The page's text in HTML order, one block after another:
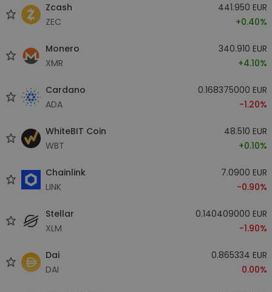
Zcash
ZEC
441.950 EUR
+0.40%
Monero
XMR
340.910 EUR
+4.10%
Cardano
ADA
0.168375000 EUR
-1.20%
WhiteBIT Coin
WBT
48.510 EUR
+0.10%
Chainlink
LINK
7.0900 EUR
-0.90%
Stellar
XLM
0.140409000 EUR
-1.90%
Dai
DAI
0.865334 EUR
0.00%